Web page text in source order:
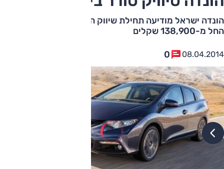
הונדה ישראל מודיעה תחילת שיווק הסיווק טורר, במחיר של
החל מ-138,900 שקלים
08.04.2014
0